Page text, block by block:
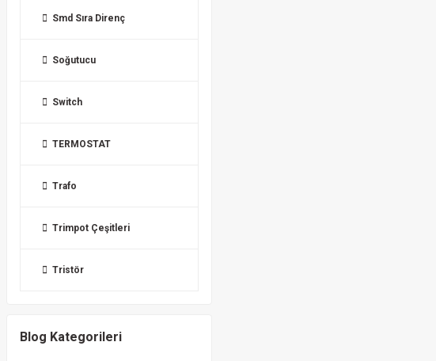
Smd Sıra Direnç
Soğutucu
Switch
TERMOSTAT
Trafo
Trimpot Çeşitleri
Tristör
Blog Kategorileri